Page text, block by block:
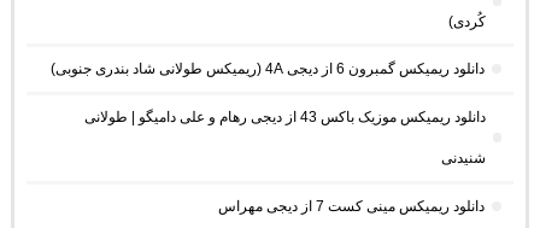
کُردی)
دانلود ریمیکس گمبرون 6 از دیجی 4A (ریمیکس طولانی شاد بندری جنوبی)
دانلود ریمیکس موزیک باکس 43 از دیجی رهام و علی دامیگو | طولانی
شنیدنی
دانلود ریمیکس مینی کست 7 از دیجی مهراس